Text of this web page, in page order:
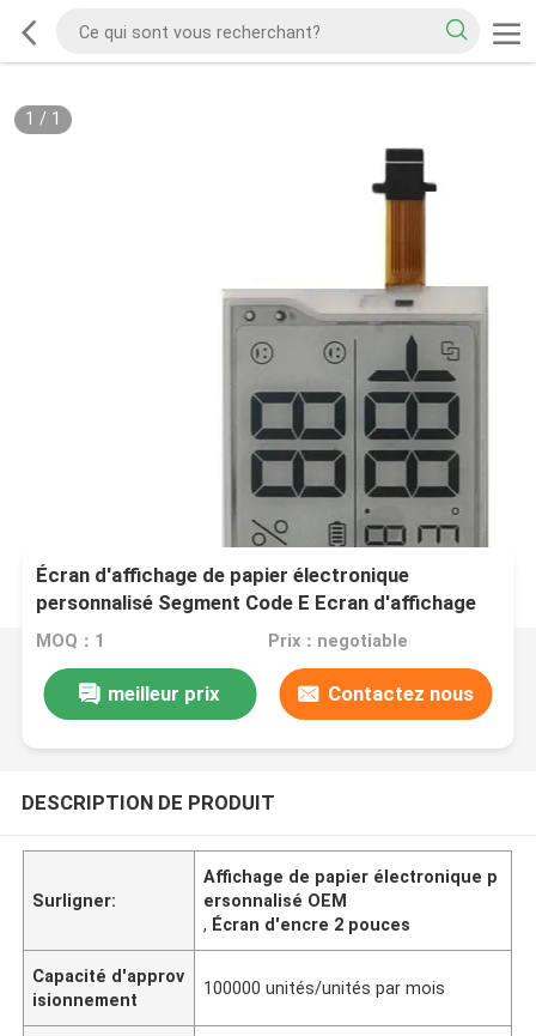
1 / 1
Écran d'affichage de papier électronique
personnalisé Segment Code E Ecran d'affichage
d'encre de 2,0 pouces OEM
MOQ：1 Prix：negotiable
meilleur prix Contactez nous
DESCRIPTION DE PRODUIT
Surligner:
Affichage de papier électronique p
ersonnalisé OEM
, Écran d'encre 2 pouces
Capacité d'approv
isionnement
100000 unités/unités par mois